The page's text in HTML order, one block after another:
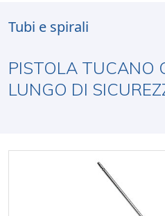
Tubi e spirali
PISTOLA TUCANO
LUNGO DI